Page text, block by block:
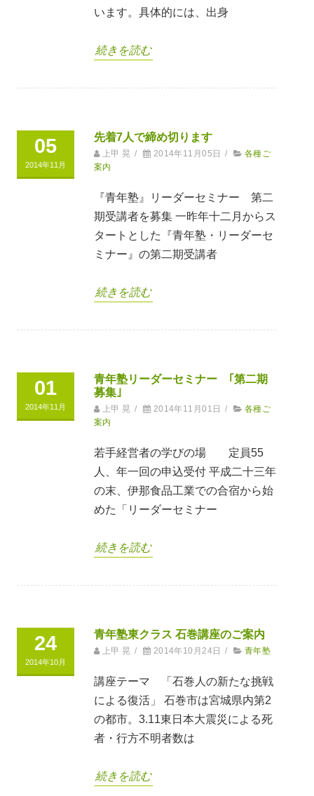
います。具体的には、出身
続きを読む
05
2014年11月
先着7人で締め切ります
上甲 晃 / 2014年11月05日 /
各種ご
案内
『青年塾』リーダーセミナー 第二
期受講者を募集 一昨年十二月からス
タートとした『青年塾・リーダーセ
ミナー』の第二期受講者
続きを読む
01
2014年11月
青年塾リーダーセミナー ｢第二期
募集｣
上甲 晃 / 2014年11月01日 /
各種ご
案内
若手経営者の学びの場 定員55
人、年一回の申込受付 平成二十三年
の末、伊那食品工業での合宿から始
めた「リーダーセミナー
続きを読む
24
2014年10月
青年塾東クラス 石巻講座のご案内
上甲 晃 / 2014年10月24日 / 青年塾
講座テーマ 「石巻人の新たな挑戦
による復活」 石巻市は宮城県内第2
の都市。3.11東日本大震災による死
者・行方不明者数は
続きを読む